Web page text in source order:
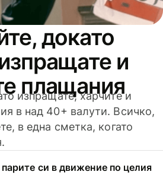
докато
и
плащания
изпращате, харчите и
в над 40+ валути. Всичко,
в една сметка, когато
си в движение по целия